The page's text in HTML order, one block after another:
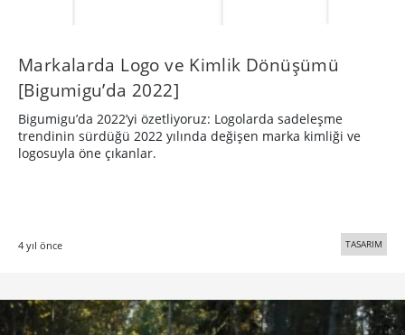
Markalarda Logo ve Kimlik Dönüşümü
[Bigumigu’da 2022]
Bigumigu’da 2022’yi özetliyoruz: Logolarda sadeleşme
trendinin sürdüğü 2022 yılında değişen marka kimliği ve
logosuyla öne çıkanlar.
4 yıl önce TASARIM